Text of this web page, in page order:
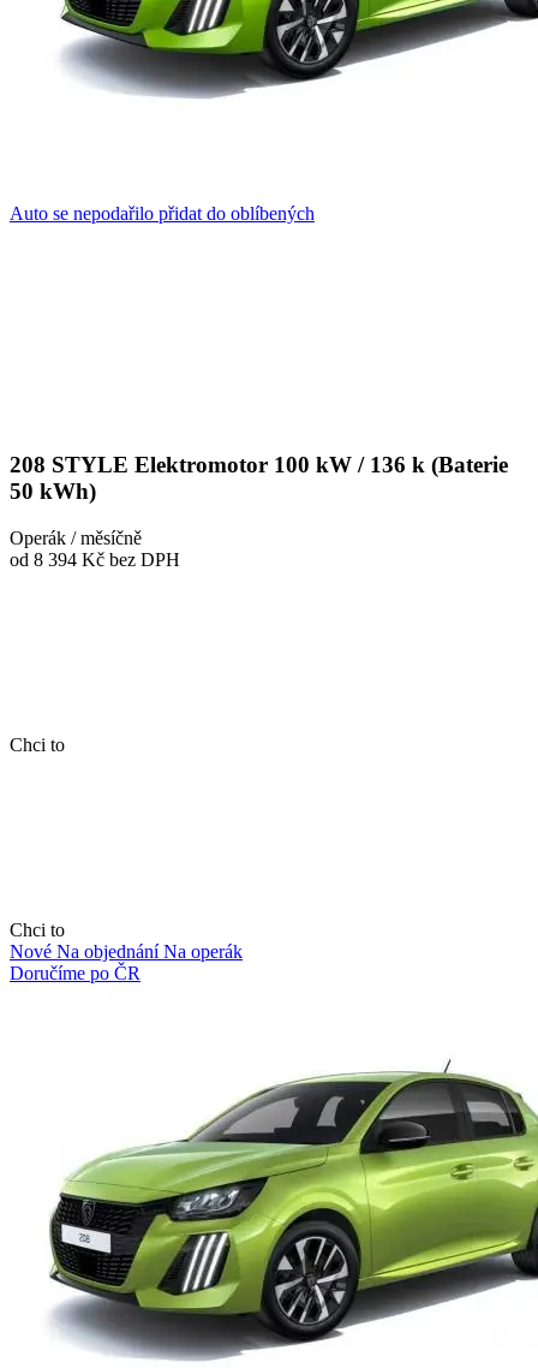
Auto se nepodařilo přidat do oblíbených
208 STYLE Elektromotor 100 kW / 136 k (Baterie
50 kWh)
Operák / měsíčně
od 8 394 Kč bez DPH
Chci to
Chci to
Nové Na objednáníNa operák
Doručíme po ČR